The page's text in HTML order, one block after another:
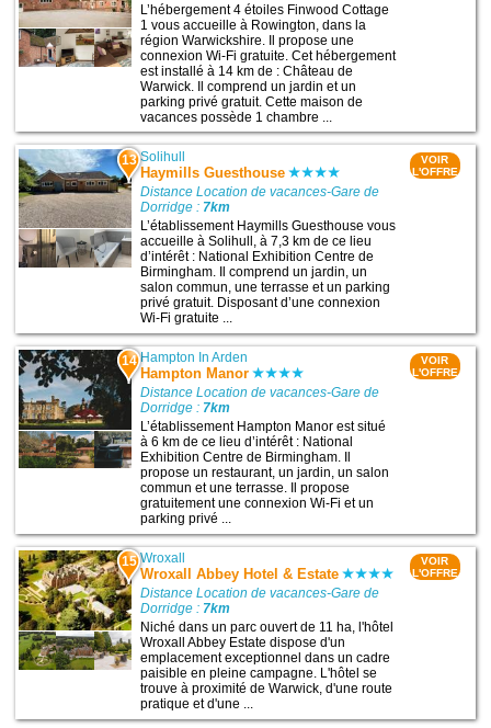
L’hébergement 4 étoiles Finwood Cottage
1 vous accueille à Rowington, dans la
région Warwickshire. Il propose une
connexion Wi-Fi gratuite. Cet hébergement
est installé à 14 km de : Château de
Warwick. Il comprend un jardin et un
parking privé gratuit. Cette maison de
vacances possède 1 chambre ...
13 Solihull
Haymills Guesthouse
Distance Location de vacances-Gare de
Dorridge : 7km
L’établissement Haymills Guesthouse vous
accueille à Solihull, à 7,3 km de ce lieu
d’intérêt : National Exhibition Centre de
Birmingham. Il comprend un jardin, un
salon commun, une terrasse et un parking
privé gratuit. Disposant d’une connexion
Wi-Fi gratuite ...
VOIR
L'OFFRE
14 Hampton In Arden
Hampton Manor
Distance Location de vacances-Gare de
Dorridge : 7km
L’établissement Hampton Manor est situé
à 6 km de ce lieu d’intérêt : National
Exhibition Centre de Birmingham. Il
propose un restaurant, un jardin, un salon
commun et une terrasse. Il propose
gratuitement une connexion Wi-Fi et un
parking privé ...
VOIR
L'OFFRE
15 Wroxall
Wroxall Abbey Hotel & Estate
Distance Location de vacances-Gare de
Dorridge : 7km
Niché dans un parc ouvert de 11 ha, l'hôtel
Wroxall Abbey Estate dispose d'un
emplacement exceptionnel dans un cadre
paisible en pleine campagne. L'hôtel se
trouve à proximité de Warwick, d'une route
pratique et d'une ...
VOIR
L'OFFRE